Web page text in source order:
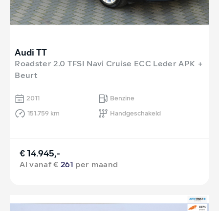
Audi TT
Roadster 2.0 TFSI Navi Cruise ECC Leder APK +
Beurt
2011
Benzine
151.759 km
Handgeschakeld
€ 14.945,-
Al vanaf €261 per maand